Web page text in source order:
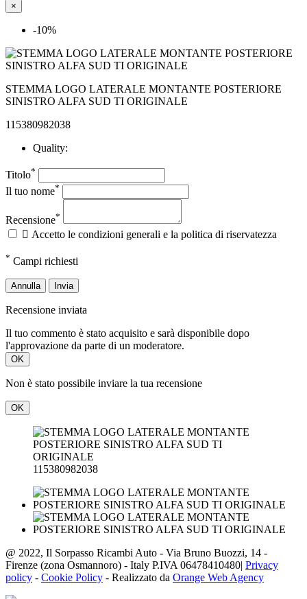
×
-10%
STEMMA LOGO LATERALE MONTANTE POSTERIORE
SINISTRO ALFA SUD TI ORIGINALE
115380982038
Quality:
Titolo*
Il tuo nome*
Recensione*
 Accetto le condizioni generali e la politica di riservatezza
* Campi richiesti
Annulla Invia
Recensione inviata
Il tuo commento è stato acquisito e sarà disponibile dopo
l'approvazione da parte di un moderatore.
OK
Non è stato possibile inviare la tua recensione
OK
115380982038
@ 2022, Il Sorpasso Ricambi Auto - Via Bruno Buozzi, 14 -
Firenze (zona Osmannoro) - Italy P.IVA 06478410480| Privacy
policy - Cookie Policy - Realizzato da Orange Web Agency